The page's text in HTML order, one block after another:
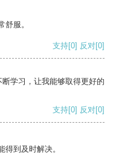
服。
支持[0] 反对[0]
学习，让我能够取得更好的
支持[0] 反对[0]
到及时解决。